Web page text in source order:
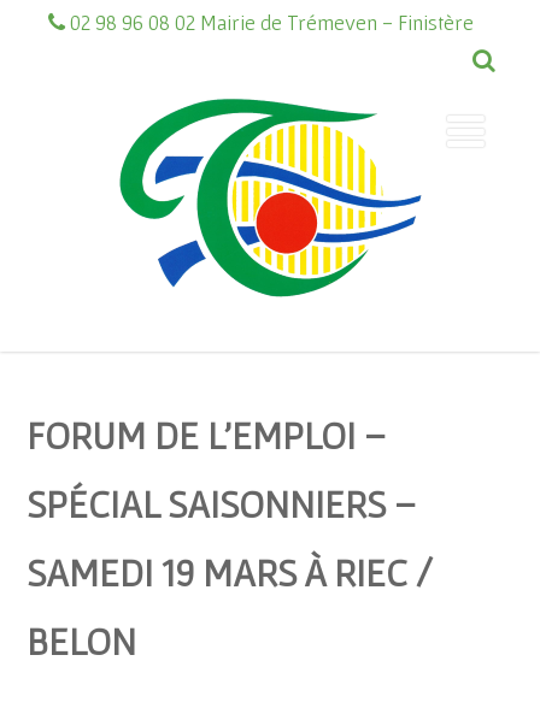
02 98 96 08 02 Mairie de Trémeven - Finistère
FORUM DE L’EMPLOI –
SPÉCIAL SAISONNIERS –
SAMEDI 19 MARS À RIEC /
BELON